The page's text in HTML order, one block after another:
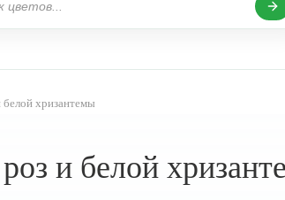
хризантемы
и белой